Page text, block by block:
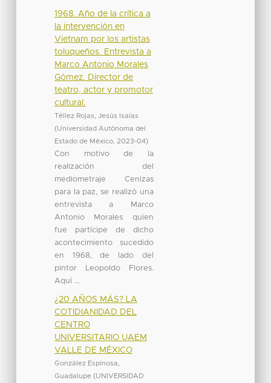
1968. Año de la crítica a
la intervención en
Vietnam por los artistas
toluqueños. Entrevista a
Marco Antonio Morales
Gómez. Director de
teatro, actor y promotor
cultural.
Téllez Rojas, Jesús Isaías
(Universidad Autónoma del
Estado de México, 2023-04)
Con motivo de la
realización del
mediometraje Cenizas
para la paz, se realizó una
entrevista a Marco
Antonio Morales quien
fue partícipe de dicho
acontecimiento sucedido
en 1968, de lado del
pintor Leopoldo Flores.
Aquí ...
¿20 AÑOS MÁS? LA
COTIDIANIDAD DEL
CENTRO
UNIVERSITARIO UAEM
VALLE DE MÉXICO
González Espinosa,
Guadalupe (UNIVERSIDAD